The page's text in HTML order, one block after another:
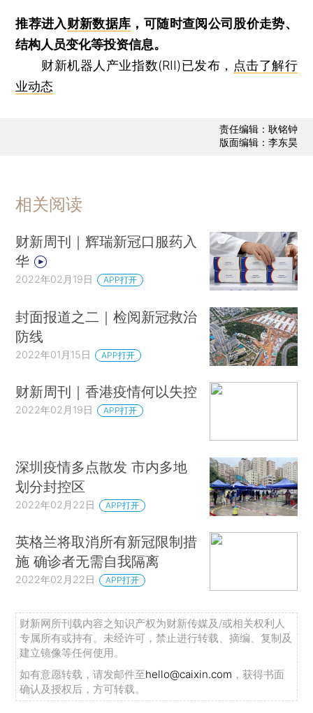
推荐进入财新数据库 ，可随时查阅公司股价走势、
结构人员变化等投资信息。
财新机器人产业指数(RII)已发布， 点击了解行
业动态
责任编辑：耿铭钟
版面编辑：李东昊
相关阅读
财新周刊｜辉瑞新冠口服药入
华
2022年02月19日 APP打开
封面报道之二｜检阅新冠救治
防线
2022年01月15日 APP打开
财新周刊｜香港疫情何以失控
2022年02月19日 APP打开
深圳疫情多点散发 市内多地
划分封控区
2022年02月22日 APP打开
英格兰将取消所有新冠限制措
施 确诊者无需自我隔离
2022年02月22日 APP打开
财新网所刊载内容之知识产权为财新传媒及/或相关权利人
专属所有或持有。未经许可，禁止进行转载、摘编、复制及
建立镜像等任何使用。
如有意愿转载，请发邮件至hello@caixin.com ，获得书面
确认及授权后，方可转载。